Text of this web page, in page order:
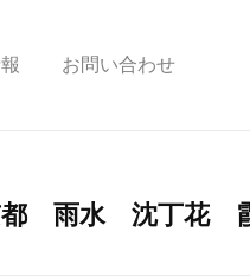
お問い合わせ
都 雨水 沈丁花